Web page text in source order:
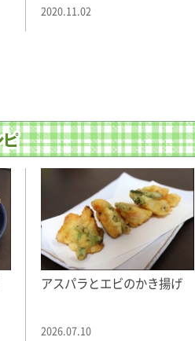
2020.11.02
アスパラとエビのかき揚げ
2026.07.10